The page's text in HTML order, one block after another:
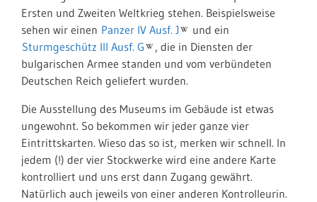
Ersten und Zweiten Weltkrieg stehen. Beispielsweise
sehen wir einen Panzer IV Ausf. J
und ein
Sturmgeschütz III Ausf. G
, die in Diensten der
bulgarischen Armee standen und vom verbündeten
Deutschen Reich geliefert wurden.
Die Ausstellung des Museums im Gebäude ist etwas
ungewohnt. So bekommen wir jeder ganze vier
Eintrittskarten. Wieso das so ist, merken wir schnell. In
jedem (!) der vier Stockwerke wird eine andere Karte
kontrolliert und uns erst dann Zugang gewährt.
Natürlich auch jeweils von einer anderen Kontrolleurin.